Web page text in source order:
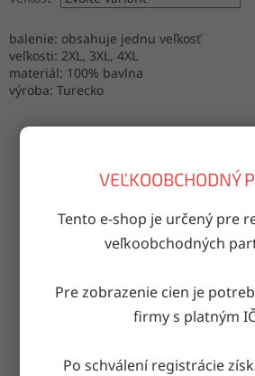
VEĽKOOBCHODNÝ
Tento e-shop je určený pre
veľkoobchodných
Pre zobrazenie cien je
firmy s platným
Po schválení registrácie
balenie: obsahuje jednu veľkosť
veľkosti: 2XL, 3XL, 4XL
materiál: 100% bavlna
výroba: Turecko
ZDIEĽAŤ
Doručenie do druhého